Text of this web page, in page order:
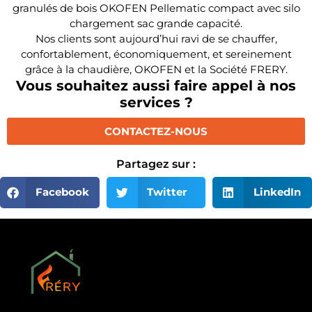
granulés de bois OKOFEN Pellematic compact avec silo
chargement sac grande capacité.
Nos clients sont aujourd’hui ravi de se chauffer,
confortablement, économiquement, et sereinement
grâce à la chaudière, OKOFEN et la Société FRERY.
Vous souhaitez aussi faire appel à nos
services ?
CONTACTEZ-NOUS
Partagez sur :
Facebook Twitter LinkedIn